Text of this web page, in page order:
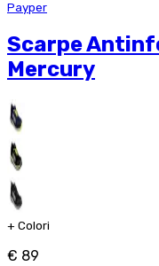
Payper
Scarpe
Mercury
+ Colori
€ 89